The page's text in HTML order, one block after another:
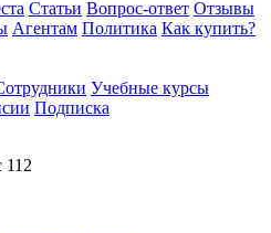
Статьи Вопрос-ответ Отзывы
Агентам Политика Как купить?
Учебные курсы
Подписка